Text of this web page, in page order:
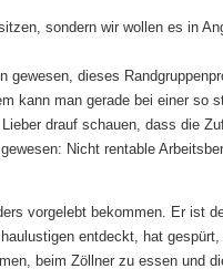
sondern wir wollen es in
gewesen, dieses
kann man gerade bei einer so
drauf schauen, dass die
Nicht rentable
vorgelebt bekommen. Er ist
entdeckt, hat
beim Zöllner zu essen und